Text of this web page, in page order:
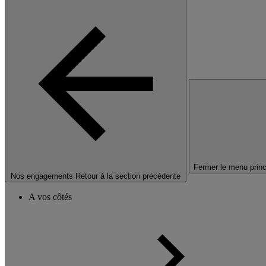
Nos engagements Retour à la section précédente
Fermer le menu
A vos côtés